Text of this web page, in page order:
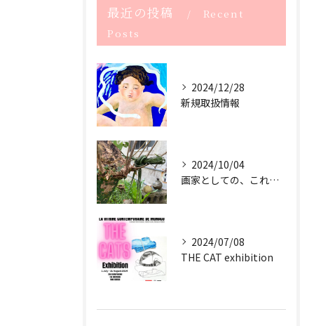
最近の投稿
Recent
Posts
2024/12/28
新規取扱情報
2024/10/04
画家としての、これからのサスティナブル
2024/07/08
THE CAT exhibition